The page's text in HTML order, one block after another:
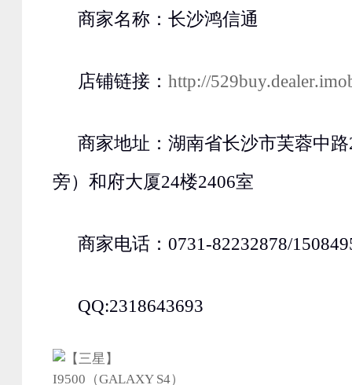
商家名称：长沙鸿信通
店铺链接： http://
商家地址：湖南省长沙市芙蓉中
旁）和府大厦24楼2406室
商家电话：0731-82232878/
QQ:2318643693